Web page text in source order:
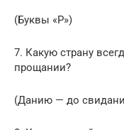
(Буквы «Р»)
7. Какую страну
прощании?
(Данию — до